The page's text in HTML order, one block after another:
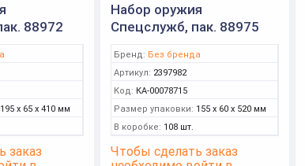
88972
195 x 65 x 410 мм
заказ
Набор оружия
Спецслужб, пак. 88975
Бренд: Без бренда
Артикул: 2397982
Код: КА-00078715
Размер упаковки: 155 x 60 x 520 мм
В коробке: 108 шт.
Чтобы сделать заказ